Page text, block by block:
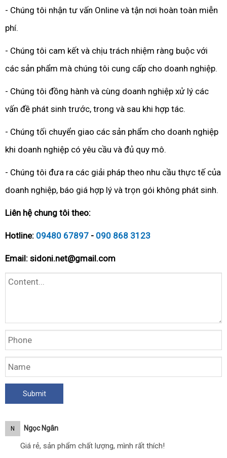
- Chúng tôi nhận tư vấn Online và tận nơi hoàn toàn miễn
phí.
- Chúng tôi cam kết và chịu trách nhiệm ràng buộc với
các sản phẩm mà chúng tôi cung cấp cho doanh nghiệp.
- Chúng tôi đồng hành và cùng doanh nghiệp xử lý các
vấn đề phát sinh trước, trong và sau khi hợp tác.
- Chúng tối chuyển giao các sản phẩm cho doanh nghiệp
khi doanh nghiệp có yêu cầu và đủ quy mô.
- Chúng tôi đưa ra các giải pháp theo nhu cầu thực tế của
doanh nghiệp, báo giá hợp lý và trọn gói không phát sinh.
Liên hệ chung tôi theo:
Hotline: 09480 67897 - 090 868 3123
Email: sidoni.net@gmail.com
N Ngọc Ngân
Giá rẻ, sản phẩm chất lượng, mình rất thích!